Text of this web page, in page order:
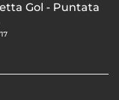
Gol - Puntata